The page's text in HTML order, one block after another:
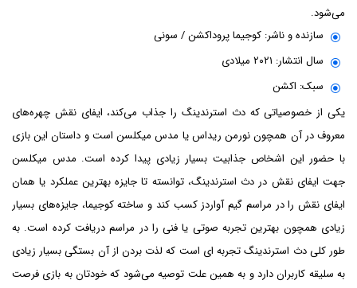
می‌شود.
سازنده و ناشر: کوجیما پروداکشن / سونی
سال انتشار: ۲۰۲۱ میلادی
سبک: اکشن
یکی از خصوصیاتی که دث استرندینگ را جذاب می‌کند، ایفای نقش چهره‌های
معروف در آن همچون نورمن ریداس یا مدس میکلسن است و داستان این بازی
با حضور این اشخاص جذابیت بسیار زیادی پیدا کرده است. مدس میکلسن
جهت ایفای نقش در دث استرندینگ، توانسته تا جایزه بهترین عملکرد یا همان
ایفای نقش را در مراسم گیم آواردز کسب کند و ساخته کوجیما، جایزه‌های بسیار
زیادی همچون بهترین تجربه صوتی یا فنی را در مراسم دریافت کرده است. به
طور کلی دث استرندینگ تجربه ای است که لذت بردن از آن بستگی بسیار زیادی
به سلیقه کاربران دارد و به همین علت توصیه می‌شود که خودتان به بازی فرصت